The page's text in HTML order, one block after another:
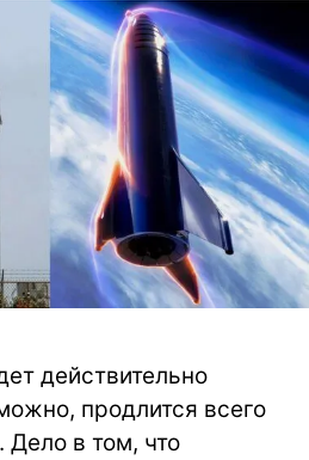
действительно
продлится всего
Дело в том, что